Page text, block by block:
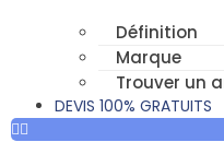
Définition
Marque
Trouver un
DEVIS 100% GRATUITS